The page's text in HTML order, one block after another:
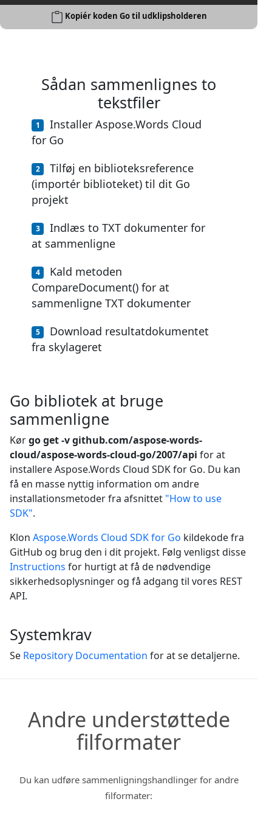
Kopiér koden Go til udklipsholderen
Sådan sammenlignes to
tekstfiler
Installer Aspose.Words Cloud
for Go
Tilføj en biblioteksreference
(importér biblioteket) til dit Go
projekt
Indlæs to TXT dokumenter for
at sammenligne
Kald metoden
CompareDocument() for at
sammenligne TXT dokumenter
Download resultatdokumentet
fra skylageret
Go bibliotek at bruge
sammenligne
Kørgo get -v github.com/aspose-words-
cloud/aspose-words-cloud-go/2007/api for at
installere Aspose.Words Cloud SDK for Go. Du kan
få en masse nyttig information om andre
installationsmetoder fra afsnittet "How to use
SDK".
Klon Aspose.Words Cloud SDK for Go kildekode fra
GitHub og brug den i dit projekt. Følg venligst disse
Instructions for hurtigt at få de nødvendige
sikkerhedsoplysninger og få adgang til vores REST
API.
Systemkrav
Se Repository Documentation for at se detaljerne.
Andre understøttede
filformater
Du kan udføre sammenligningshandlinger for andre
filformater: